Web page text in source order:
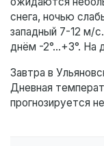
снега, ночью
западный 7-12 м/
днём -2°…+3°. На
Завтра в
Дневная
прогнозируется